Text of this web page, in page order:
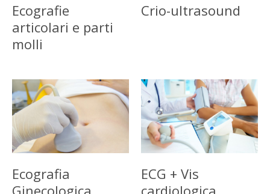
Ecografie
articolari e parti
molli
Crio-ultrasound
Ecografia
Ginecologica
ECG + Vis
cardiologica